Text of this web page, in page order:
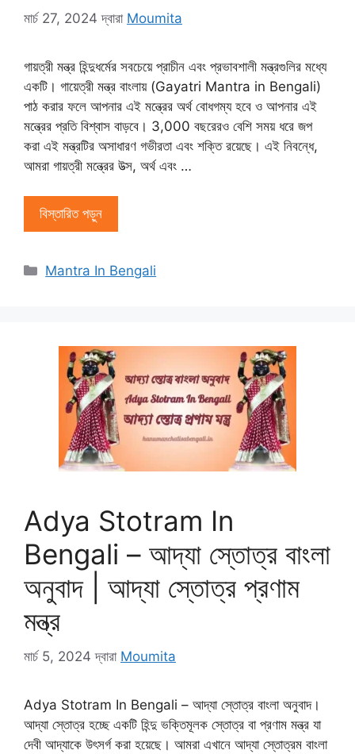
মার্চ 27, 2024 দ্বারা Moumita
গায়ত্রী মন্ত্র হিন্দুধর্মের সবচেয়ে প্রাচীন এবং প্রভাবশালী মন্ত্রগুলির মধ্যে
একটি। গায়েত্রী মন্ত্র বাংলায় (Gayatri Mantra in Bengali)
পাঠ করার ফলে আপনার এই মন্ত্রের অর্থ বোধগম্য হবে ও আপনার এই
মন্ত্রের প্রতি বিশ্বাস বাড়বে। 3,000 বছরেরও বেশি সময় ধরে জপ
করা এই মন্ত্রটির অসাধারণ গভীরতা এবং শক্তি রয়েছে। এই নিবন্ধে,
আমরা গায়ত্রী মন্ত্রের উত্স, অর্থ এবং …
বিস্তারিত পড়ুন
বিভাগ
Mantra In Bengali
Adya Stotram In
Bengali – আদ্যা স্তোত্র বাংলা
অনুবাদ | আদ্যা স্তোত্র প্রণাম
মন্ত্র
মার্চ 5, 2024 দ্বারা Moumita
Adya Stotram In Bengali – আদ্যা স্তোত্র বাংলা অনুবাদ।
আদ্যা স্তোত্র হচ্ছে একটি হিন্দু ভক্তিমূলক স্তোত্র বা প্রণাম মন্ত্র যা
দেবী আদ্যাকে উৎসর্গ করা হয়েছে। আমরা এখানে আদ্যা স্তোত্রম বাংলা